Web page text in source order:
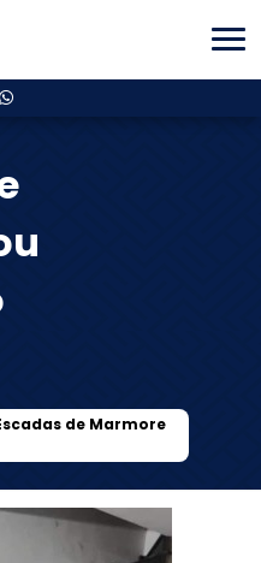
de Marmore